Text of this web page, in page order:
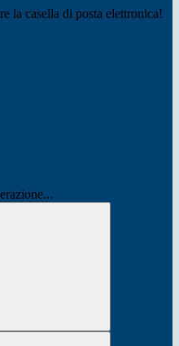
la casella di posta elettronica!